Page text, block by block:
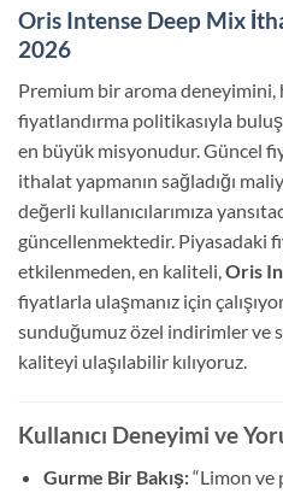
Oris Intense Deep Mix
2026
Premium bir aroma deneyimini,
fiyatlandırma politikasıyla
en büyük misyonudur. Güncel
ithalat yapmanın sağladığı
değerli kullanıcılarımıza
güncellenmektedir. Piyasadaki
etkilenmeden, en kaliteli,Oris
fiyatlarla ulaşmanız için
sunduğumuz özel indirimler ve
kaliteyi ulaşılabilir kılıyoruz.
Kullanıcı Deneyimi ve
Gurme Bir Bakış:“Limon ve